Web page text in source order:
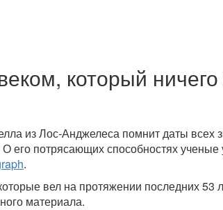
который
из Лос-Анджелеса помнит даты всех
потрясающих способностях
.
вел на протяжении последних 53
материала.